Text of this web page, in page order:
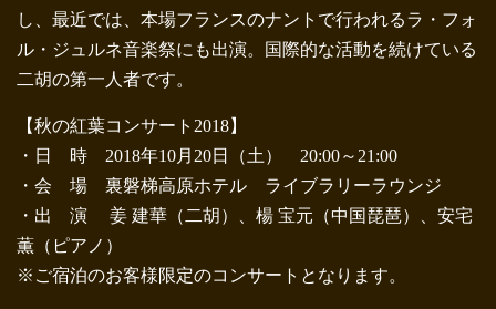
し、最近では、本場フランスのナントで行われるラ・フォ
ル・ジュルネ音楽祭にも出演。国際的な活動を続けている
二胡の第一人者です。
【秋の紅葉コンサート2018】
・日 時 2018年10月20日（土） 20:00～21:00
・会 場 裏磐梯高原ホテル ライブラリーラウンジ
・出 演 姜 建華（二胡）、楊 宝元（中国琵琶）、安宅
薫（ピアノ）
※ご宿泊のお客様限定のコンサートとなります。